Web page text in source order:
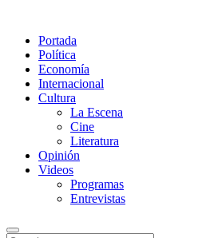
Portada
Política
Economía
Internacional
Cultura
La Escena
Cine
Literatura
Opinión
Videos
Programas
Entrevistas